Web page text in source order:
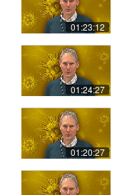
01:23:12
01:24:27
01:20:27